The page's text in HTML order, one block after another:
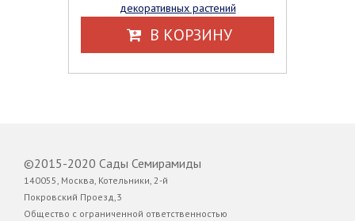
декоративных растений
В КОРЗИНУ
©2015-2020 Сады Семирамиды
140055, Москва, Котельники, 2-й
Покровский Проезд,3
Общество с ограниченной ответственностью